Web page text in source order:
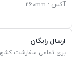
آکس : 260mm
ارسال رایگان
برای تمامی سفارشات کشور